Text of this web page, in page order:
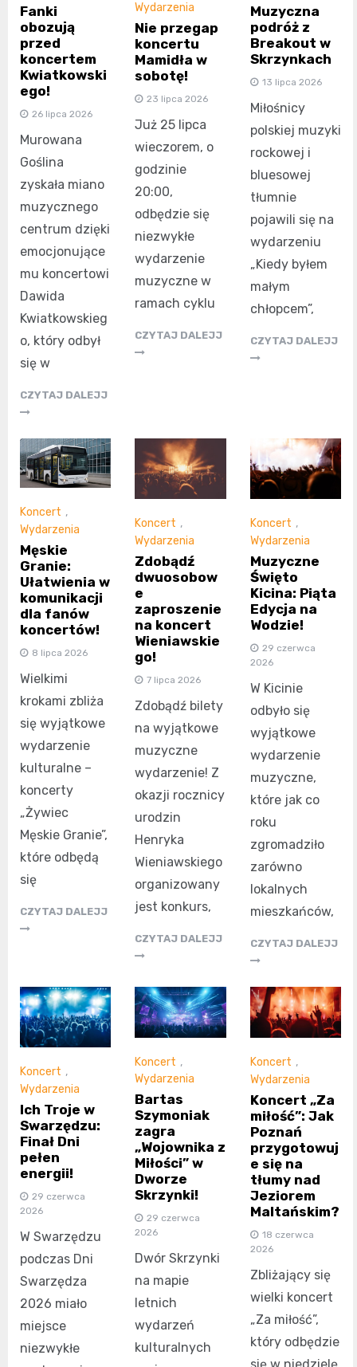
Fanki
obozują
przed
koncertem
Kwiatkowski
ego!
26 lipca 2026
Murowana
Goślina
zyskała miano
muzycznego
centrum dzięki
emocjonujące
mu koncertowi
Dawida
Kwiatkowskieg
o, który odbył
się w
CZYTAJ DALEJJ
Wydarzenia
Nie przegap
koncertu
Mamidła w
sobotę!
23 lipca 2026
Już 25 lipca
wieczorem, o
godzinie
20:00,
odbędzie się
niezwykłe
wydarzenie
muzyczne w
ramach cyklu
CZYTAJ DALEJJ
Muzyczna
podróż z
Breakout w
Skrzynkach
13 lipca 2026
Miłośnicy
polskiej muzyki
rockowej i
bluesowej
tłumnie
pojawili się na
wydarzeniu
„Kiedy byłem
małym
chłopcem”,
CZYTAJ DALEJJ
Koncert ,
Wydarzenia
Męskie
Granie:
Ułatwienia w
komunikacji
dla fanów
koncertów!
8 lipca 2026
Wielkimi
krokami zbliża
się wyjątkowe
wydarzenie
kulturalne –
koncerty
„Żywiec
Męskie Granie”,
które odbędą
się
CZYTAJ DALEJJ
Koncert ,
Wydarzenia
Zdobądź
dwuosobow
e
zaproszenie
na koncert
Wieniawskie
go!
7 lipca 2026
Zdobądź bilety
na wyjątkowe
muzyczne
wydarzenie! Z
okazji rocznicy
urodzin
Henryka
Wieniawskiego
organizowany
jest konkurs,
CZYTAJ DALEJJ
Koncert ,
Wydarzenia
Muzyczne
Święto
Kicina: Piąta
Edycja na
Wodzie!
29 czerwca
2026
W Kicinie
odbyło się
wyjątkowe
wydarzenie
muzyczne,
które jak co
roku
zgromadziło
zarówno
lokalnych
mieszkańców,
CZYTAJ DALEJJ
Koncert ,
Wydarzenia
Ich Troje w
Swarzędzu:
Finał Dni
pełen
energii!
29 czerwca
2026
W Swarzędzu
podczas Dni
Swarzędza
2026 miało
miejsce
niezwykłe
Koncert ,
Wydarzenia
Bartas
Szymoniak
zagra
„Wojownika z
Miłości” w
Dworze
Skrzynki!
29 czerwca
2026
Dwór Skrzynki
na mapie
letnich
wydarzeń
kulturalnych
Koncert ,
Wydarzenia
Koncert „Za
miłość”: Jak
Poznań
przygotowuj
e się na
tłumy nad
Jeziorem
Maltańskim?
18 czerwca
2026
Zbliżający się
wielki koncert
„Za miłość”,
który odbędzie
się w niedzielę